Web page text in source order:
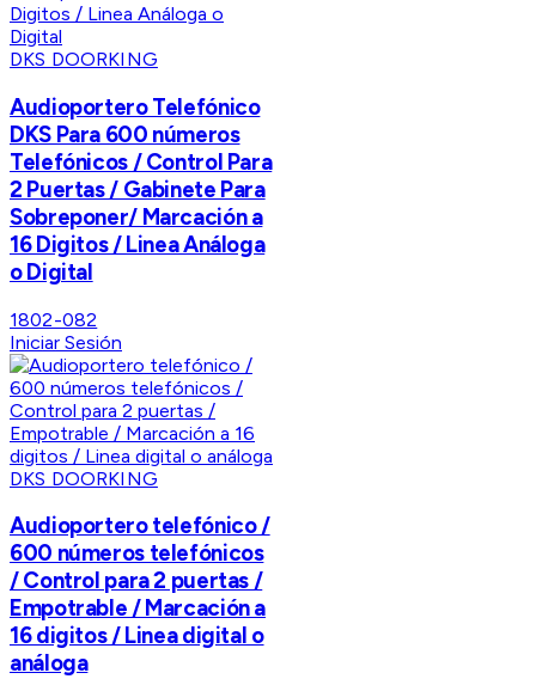
DKS DOORKING
Audioportero Telefónico
DKS Para 600 números
Telefónicos / Control Para
2 Puertas / Gabinete Para
Sobreponer/ Marcación a
16 Digitos / Linea Análoga
o Digital
1802-082
Iniciar Sesión
DKS DOORKING
Audioportero telefónico /
600 números telefónicos
/ Control para 2 puertas /
Empotrable / Marcación a
16 digitos / Linea digital o
análoga